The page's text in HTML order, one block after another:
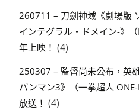
260711 – 刀劍神域《劇場版
インテグラル・ドメイン-》
年上映！ (4)
250307 – 監督尚未公布，英
パンマン3》（一拳超人
放送！ (4)